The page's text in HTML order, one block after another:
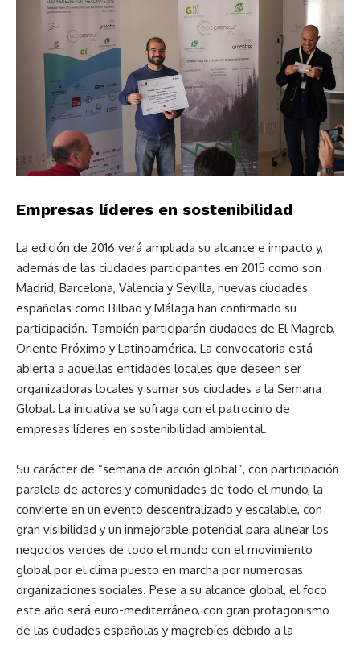
Empresas líderes en sostenibilidad
La edición de 2016 verá ampliada su alcance e impacto y,
además de las ciudades participantes en 2015 como son
Madrid, Barcelona, Valencia y Sevilla, nuevas ciudades
españolas como Bilbao y Málaga han confirmado su
participación. También participarán ciudades de El Magreb,
Oriente Próximo y Latinoamérica. La convocatoria está
abierta a aquellas entidades locales que deseen ser
organizadoras locales y sumar sus ciudades a la Semana
Global. La iniciativa se sufraga con el patrocinio de
empresas líderes en sostenibilidad ambiental.
Su carácter de “semana de acción global”, con participación
paralela de actores y comunidades de todo el mundo, la
convierte en un evento descentralizado y escalable, con
gran visibilidad y un inmejorable potencial para alinear los
negocios verdes de todo el mundo con el movimiento
global por el clima puesto en marcha por numerosas
organizaciones sociales. Pese a su alcance global, el foco
este año será euro-mediterráneo, con gran protagonismo
de las ciudades españolas y magrebíes debido a la